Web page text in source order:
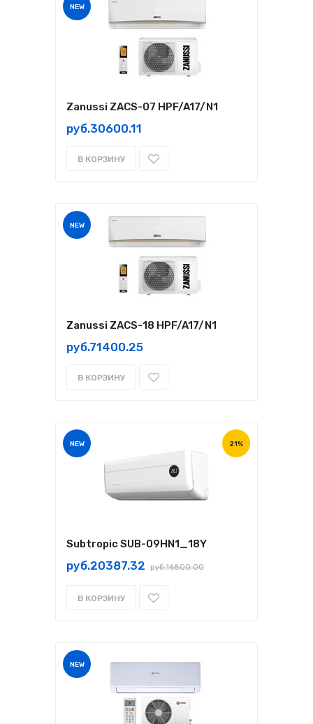
NEW
Zanussi ZACS-07 HPF/A17/N1
руб.30600.11
В КОРЗИНУ
NEW
Zanussi ZACS-18 HPF/A17/N1
руб.71400.25
В КОРЗИНУ
NEW 21%
Subtropic SUB-09HN1_18Y
руб.20387.32 руб.16800.00
В КОРЗИНУ
NEW